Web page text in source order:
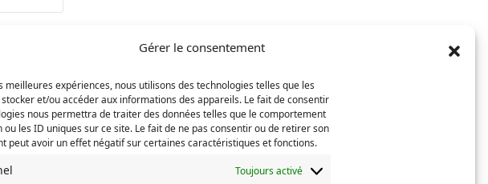
Gérer le consentement
meilleures expériences, nous utilisons des technologies telles que les
et/ou accéder aux informations des appareils. Le fait de consentir
nous permettra de traiter des données telles que le comportement
ou les ID uniques sur ce site. Le fait de ne pas consentir ou de retirer son
peut avoir un effet négatif sur certaines caractéristiques et fonctions.
Toujours activé
Nom
Téléphone(Nécessaire)